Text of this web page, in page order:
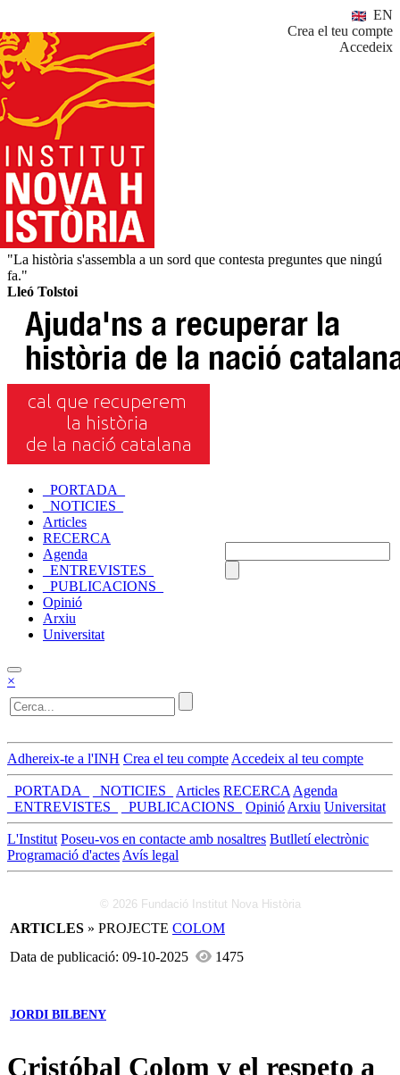
EN
Crea el teu compte
Accedeix
"La història s'assembla a un sord que contesta preguntes que ningú
fa."
Lleó Tolstoi
_PORTADA_
_NOTICIES_
Articles
RECERCA
Agenda
_ENTREVISTES_
_PUBLICACIONS_
Opinió
Arxiu
Universitat
×
Adhereix-te a l'INH Crea el teu compte Accedeix al teu compte
_PORTADA_ _NOTICIES_ Articles RECERCA Agenda
_ENTREVISTES_
_PUBLICACIONS_ Opinió Arxiu Universitat
L'Institut Poseu-vos en contacte amb nosaltres Butlletí electrònic
Programació d'actes Avís legal
© 2026 Fundació Institut Nova Història
ARTICLES » PROJECTE COLOM
Data de publicació: 09-10-2025
1475
JORDI BILBENY
Cristóbal Colom y el respeto a